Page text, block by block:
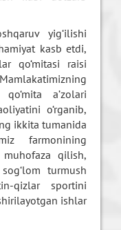
yig‘ilishi
kasb etdi,
qo‘mitasi raisi
a’zolari
o‘rganib,
ikkita tumanida
farmonining
qilish,
turmush
qizlar sportini
ishlar